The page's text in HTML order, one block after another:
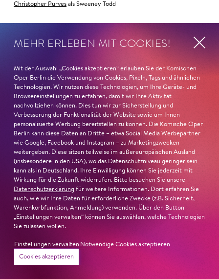
Christopher Purves als Sweeney Todd
es auch nicht so häuÿg vor, dass man einen
Serienmörder als Hauptperson hat …
Barrie Kosky : Ich finde, es kommt eigentlich nicht mehr
Gewalt vor als inRichard III.Es stimmt natürlich, dass
die Rolle von Sweeney Todd einzigartig ist. Er ist
wahrhaftig ein Psychopath. Er schlitzt eine Kehle nach
der anderen auf und hat dabei keinerlei Schuldgefühle.
Er tötet wie eine Maschine. Ich denke, das ist es, was
das Publikum liebt.
IstSweeney Todd somit auch eine Art Horrorfilm?
Barrie Kosky: Das Stück spielt auf jeden Fall mit allen
Dadurch findet man auch viele Bezüge zu Edgar Allan
Poe – dem »Godfather of Horror« –, der im Grunde die
MEHR ERLEBEN MIT COOKIES!
Mit der Auswahl „Cookies akzeptieren“ erlauben Sie der Komischen
Oper Berlin die Verwendung von Cookies, Pixeln, Tags und ähnlichen
Technologien. Wir nutzen diese Technologien, um Ihre Geräte- und
Browsereinstellungen zu erfahren, damit wir Ihre Aktivität
nachvollziehen können. Dies tun wir zur Sicherstellung und
Verbesserung der Funktionalität der Website sowie um Ihnen
personalisierte Werbung bereitstellen zu können. Die Komische Oper
Berlin kann diese Daten an Dritte – etwa Social Media Werbepartner
wie Google, Facebook und Instagram – zu Marketingzwecken
weitergeben. Diese sitzen teilweise im außereuropäischen Ausland
(insbesondere in den USA), wo das Datenschutzniveau geringer sein
kann als in Deutschland. Ihre Einwilligung können Sie jederzeit mit
Wirkung für die Zukunft widerrufen. Bitte besuchen Sie unsere
Datenschutzerklärung für weitere Informationen. Dort erfahren Sie
auch, wie wir Ihre Daten für erforderliche Zwecke (z.B. Sicherheit,
Warenkorbfunktion, Anmeldung) verwenden. Über den Button
„Einstellungen verwalten“ können Sie auswählen, welche Technologien
Sie zulassen wollen.
Einstellungen verwalten Notwendige Cookies akzeptieren
Cookies akzeptieren